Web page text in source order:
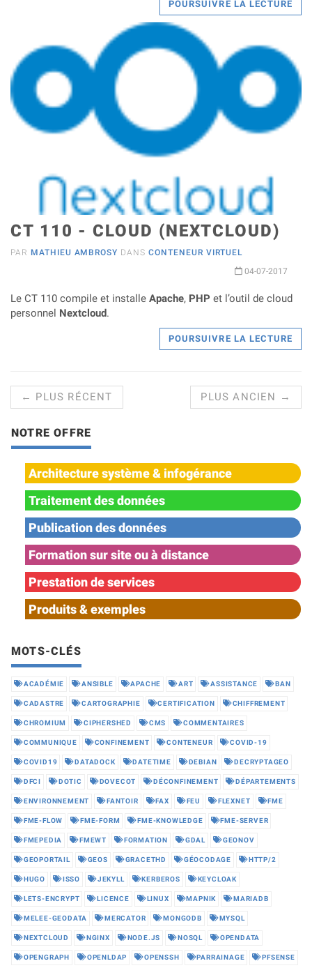
POURSUIVRE LA LECTURE
CT 110 - CLOUD (NEXTCLOUD)
PAR MATHIEU AMBROSY DANSCONTENEUR VIRTUEL
04-07-2017
Le CT 110 compile et installe Apache, PHP et l’outil de cloud
personnel Nextcloud.
POURSUIVRE LA LECTURE
← PLUS RÉCENT PLUS ANCIEN →
NOTRE OFFRE
Architecture système & infogérance
Traitement des données
Publication des données
Formation sur site ou à distance
Prestation de services
Produits & exemples
MOTS-CLÉS
ACADÉMIE ANSIBLE APACHE ART ASSISTANCE BAN
CADASTRE CARTOGRAPHIE CERTIFICATION CHIFFREMENT
CHROMIUM CIPHERSHED CMS COMMENTAIRES
COMMUNIQUE CONFINEMENT CONTENEUR COVID-19
COVID19 DATADOCK DATETIME DEBIAN DECRYPTAGEO
DFCI DOTIC DOVECOT DÉCONFINEMENT DÉPARTEMENTS
ENVIRONNEMENT FANTOIR FAX FEU FLEXNET FME
FME-FLOW FME-FORM FME-KNOWLEDGE FME-SERVER
FMEPEDIA FMEWT FORMATION GDAL GEONOV
GEOPORTAIL GEOS GRACETHD GÉOCODAGE HTTP/2
HUGO ISSO JEKYLL KERBEROS KEYCLOAK
LETS-ENCRYPT LICENCE LINUX MAPNIK MARIADB
MELEE-GEODATA MERCATOR MONGODB MYSQL
NEXTCLOUD NGINX NODE.JS NOSQL OPENDATA
OPENGRAPH OPENLDAP OPENSSH PARRAINAGE PFSENSE